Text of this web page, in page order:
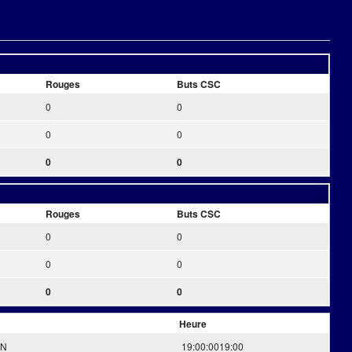
Rouges Buts CSC
0 0
0 0
0 0
Rouges Buts CSC
0 0
0 0
0 0
Heure
19:00:0019:00